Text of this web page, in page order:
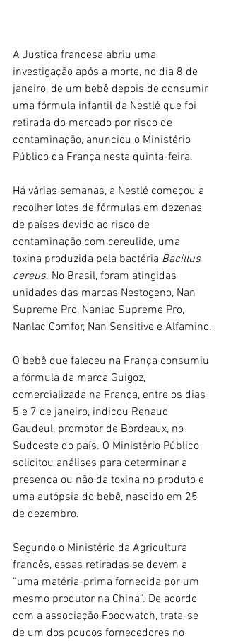
A Justiça francesa abriu uma
investigação após a morte, no dia 8 de
janeiro, de um bebê depois de consumir
uma fórmula infantil da Nestlé que foi
retirada do mercado por risco de
contaminação, anunciou o Ministério
Público da França nesta quinta-feira.
Há várias semanas, a Nestlé começou a
recolher lotes de fórmulas em dezenas
de países devido ao risco de
contaminação com cereulide, uma
toxina produzida pela bactéria Bacillus
cereus. No Brasil, foram atingidas
unidades das marcas Nestogeno, Nan
Supreme Pro, Nanlac Supreme Pro,
Nanlac Comfor, Nan Sensitive e Alfamino.
O bebê que faleceu na França consumiu
a fórmula da marca Guigoz,
comercializada na França, entre os dias
5 e 7 de janeiro, indicou Renaud
Gaudeul, promotor de Bordeaux, no
Sudoeste do país. O Ministério Público
solicitou análises para determinar a
presença ou não da toxina no produto e
uma autópsia do bebê, nascido em 25
de dezembro.
Segundo o Ministério da Agricultura
francês, essas retiradas se devem a
“uma matéria-prima fornecida por um
mesmo produtor na China”. De acordo
com a associação Foodwatch, trata-se
de um dos poucos fornecedores no